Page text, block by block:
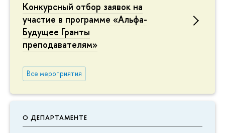
Конкурсный отбор заявок на
участие в программе «Альфа-
Будущее Гранты
преподавателям»
Все мероприятия
О ДЕПАРТАМЕНТЕ